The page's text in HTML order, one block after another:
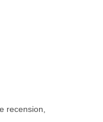
recension,